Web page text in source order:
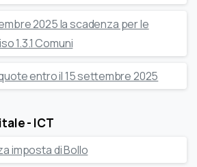
2025 la scadenza per le
1.3.1 Comuni
entro il 15 settembre 2025
- ICT
imposta di Bollo